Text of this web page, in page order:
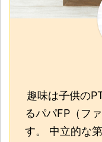
趣味は子供の
るパパFP（フ
す。 中立的な